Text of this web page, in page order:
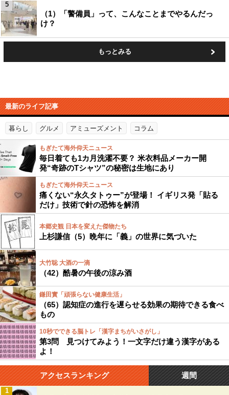
（1）「警備員」って、こんなことまでやるんだっ
け？
5
もっとみる
最新のライフ記事
暮らし グルメ アミューズメント コラム
もぎたて海外仰天ニュース
毎日着ても1カ月洗濯不要？ 米衣料品メーカー開
発“奇跡のTシャツ”の秘密は生地にあり
もぎたて海外仰天ニュース
痛くない“永久タトゥー”が登場！ イギリス発「貼る
だけ」技術で針の恐怖を解消
本郷史観 日本を変えた傑物たち
上杉謙信（5）晩年に「義」の世界に気づいた
大竹聡 大酒の一滴
（42）酷暑の午後の涼み酒
鎌田實「頑張らない健康生活」
（65）認知症の進行を遅らせる効果の期待できる食べ
もの
10秒でできる脳トレ「漢字まちがいさがし」
第3問 見つけてみよう！一文字だけ違う漢字がある
よ！
アクセスランキング 週間
1